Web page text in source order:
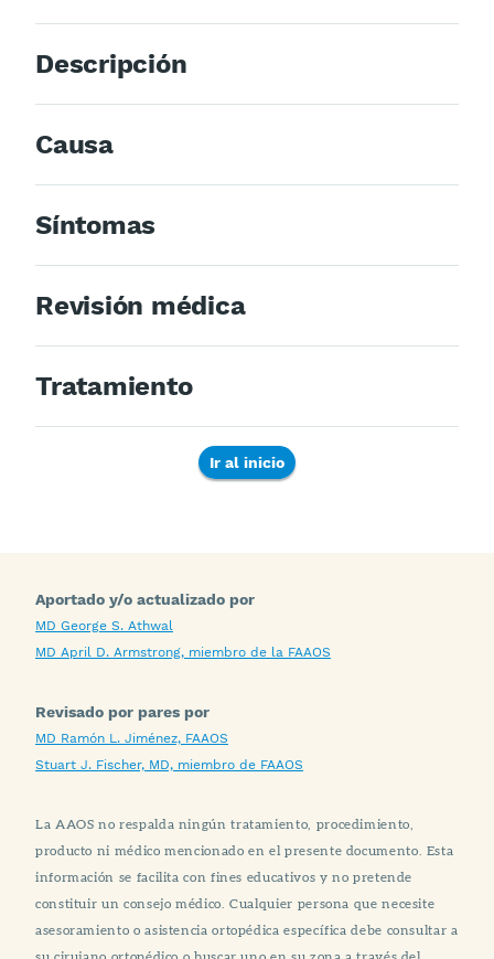
Descripción
Causa
Síntomas
Revisión médica
Tratamiento
Ir al inicio
Aportado y/o actualizado por
MD George S. Athwal
MD April D. Armstrong, miembro de la FAAOS
Revisado por pares por
MD Ramón L. Jiménez, FAAOS
Stuart J. Fischer, MD, miembro de FAAOS
La AAOS no respalda ningún tratamiento, procedimiento,
producto ni médico mencionado en el presente documento. Esta
información se facilita con fines educativos y no pretende
constituir un consejo médico. Cualquier persona que necesite
asesoramiento o asistencia ortopédica específica debe consultar a